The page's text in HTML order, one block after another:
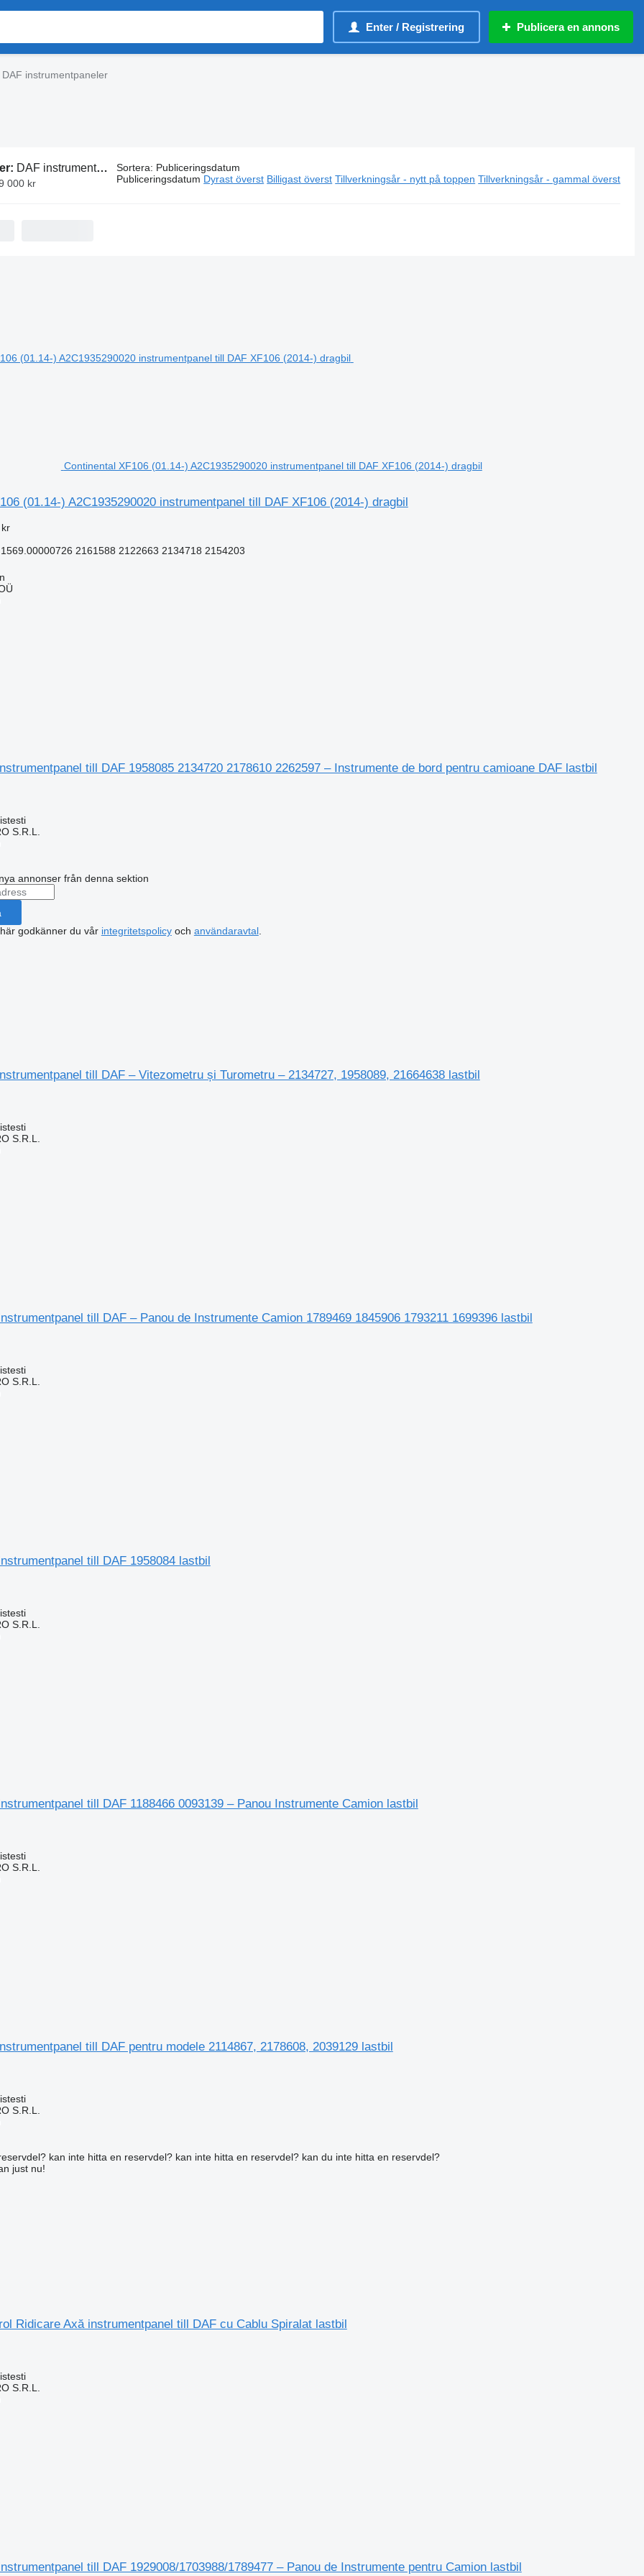
Enter / Registrering Publicera en annons
DAF instrumentpaneler
DAF instrumentpaneler
000 kr
Sortera: Publiceringsdatum
Publiceringsdatum Dyrast överst Billigast överst Tillverkningsår - nytt på toppen Tillverkningsår - gammal överst
Continental XF106 (01.14-) A2C1935290020 instrumentpanel till DAF XF106 (2014-) dragbil
(01.14-) A2C1935290020 instrumentpanel till DAF XF106 (2014-) dragbil
2161588 2122663 2134718 2154203
till DAF 1958085 2134720 2178610 2262597 – Instrumente de bord pentru camioane DAF lastbil
S.R.L.
annonser från denna sektion
godkänner du vår integritetspolicyoch användaravtal.
till DAF – Vitezometru și Turometru – 2134727, 1958089, 21664638 lastbil
S.R.L.
till DAF – Panou de Instrumente Camion 1789469 1845906 1793211 1699396 lastbil
S.R.L.
till DAF 1958084 lastbil
S.R.L.
till DAF 1188466 0093139 – Panou Instrumente Camion lastbil
S.R.L.
till DAF pentru modele 2114867, 2178608, 2039129 lastbil
S.R.L.
kan inte hitta en reservdel? kan inte hitta en reservdel? kan du inte hitta en reservdel?
just nu!
Ridicare Axă instrumentpanel till DAF cu Cablu Spiralat lastbil
S.R.L.
till DAF 1929008/1703988/1789477 – Panou de Instrumente pentru Camion lastbil